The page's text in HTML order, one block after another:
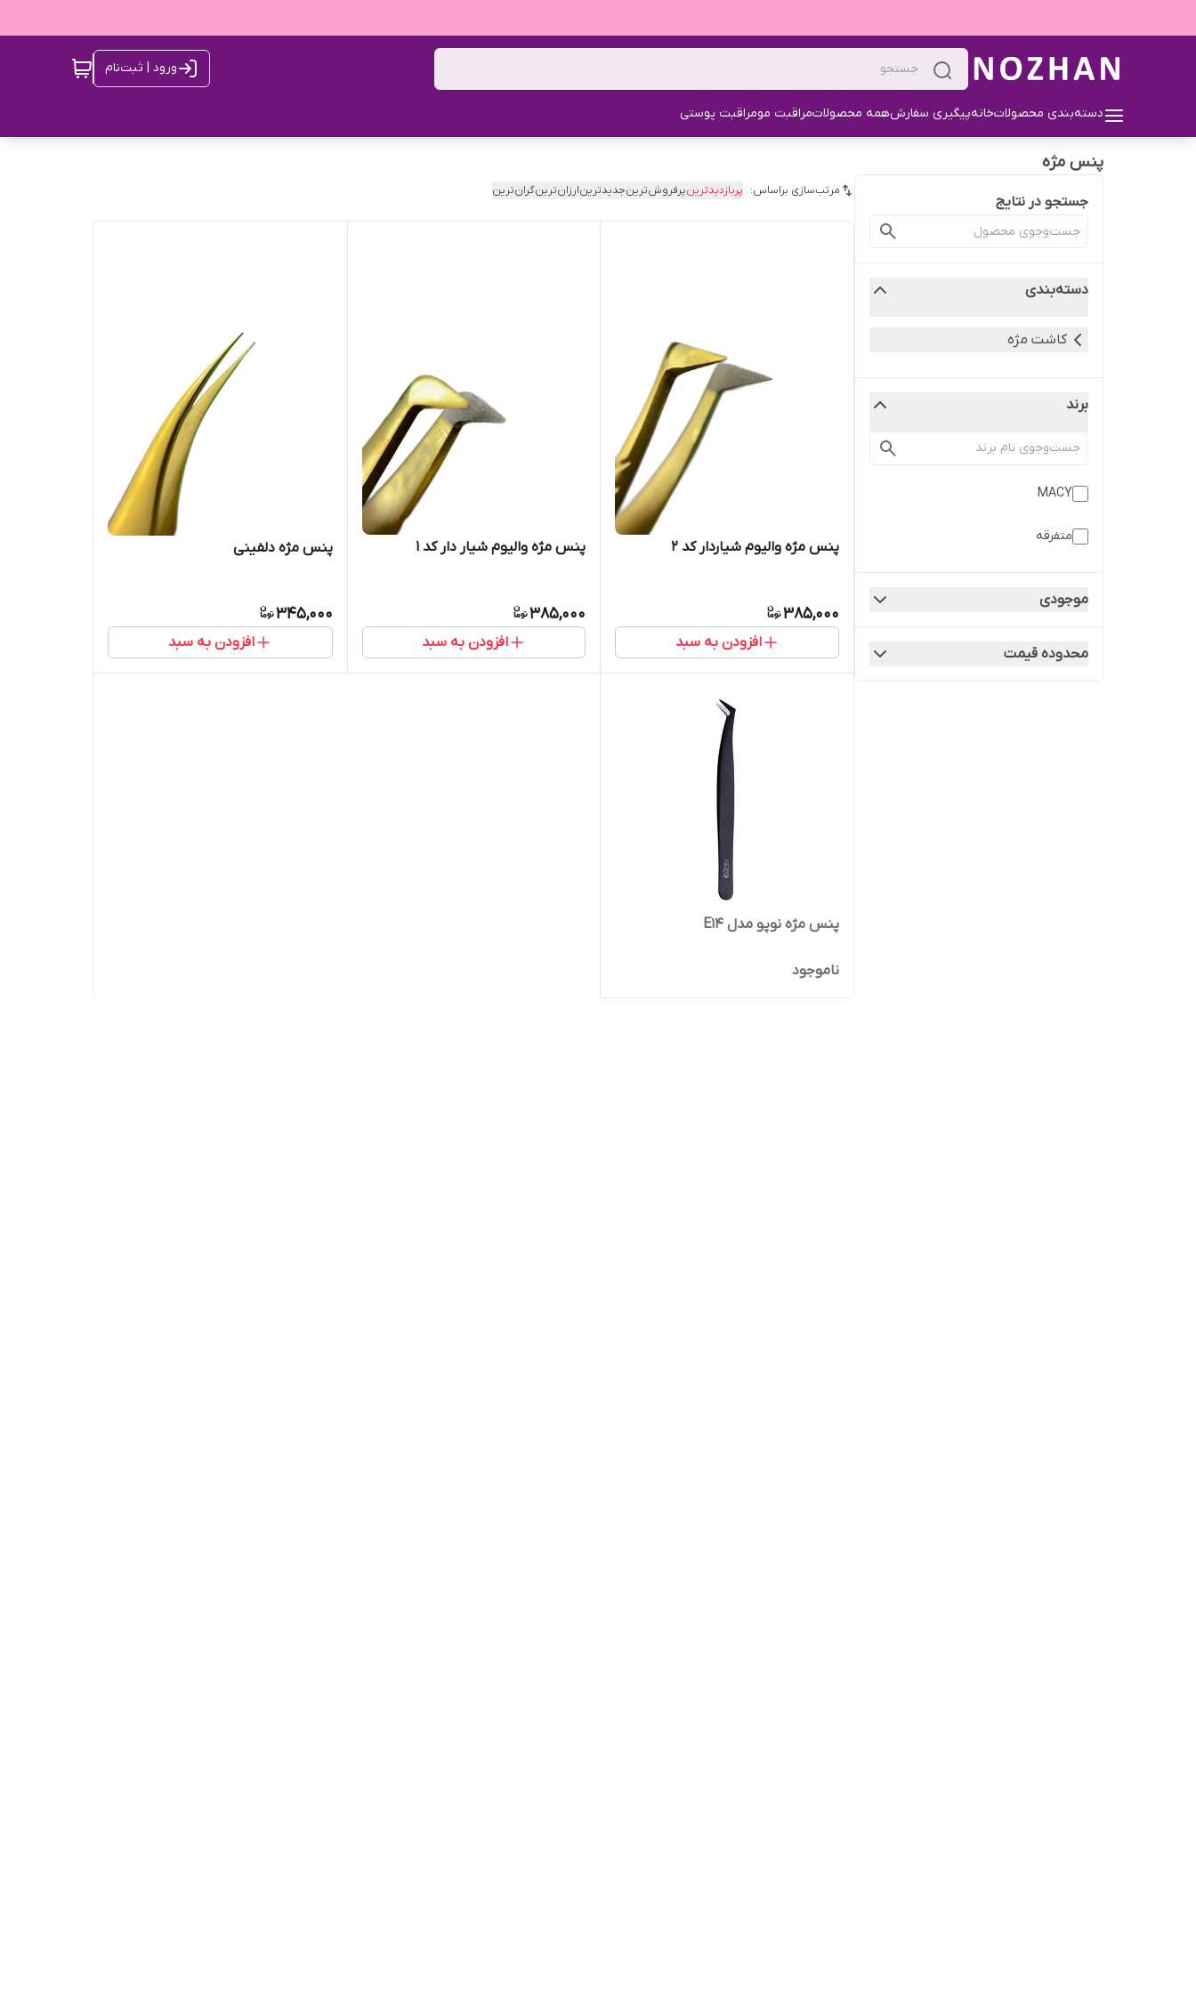
ورود | ثبت‌نام
دسته‌بندی محصولاتخانهپیگیری سفارشهمه محصولاتمراقبت مومراقبت پوستی
پنس مژه
جستجو در نتایج
دسته‌بندی
کاشت مژه
برند
MACY
متفرقه
موجودی
محدوده قیمت
مرتب‌سازی براساس: پربازدیدترینپرفروش‌ترینجدیدترینارزان‌ترینگران‌ترین
پنس مژه والیوم شیاردار کد 2
385,000
افزودن به سبد
پنس مژه والیوم شیار دار کد 1
385,000
افزودن به سبد
پنس مژه دلفینی
345,000
افزودن به سبد
پنس مژه نوپو مدل E14
ناموجود